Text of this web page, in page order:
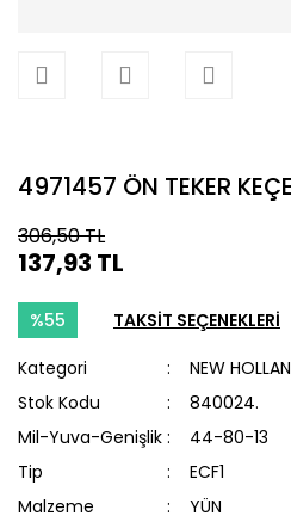
4971457 ÖN TEKER
306,50 TL
137,93 TL
%55 TAKSİT SEÇENEKLERİ
Kategori
NEW
Stok Kodu
840024.
Mil-Yuva-Genişlik
44-80-13
Tip
ECF1
Malzeme
YÜN